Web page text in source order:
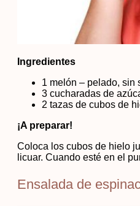
Ingredientes
1 melón – pelado, sin
3 cucharadas de
2 tazas de cubos de
¡A preparar!
Coloca los cubos de hielo
licuar. Cuando esté en el
Ensalada de